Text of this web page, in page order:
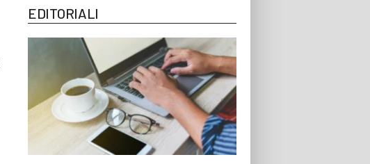
EDITORIALI